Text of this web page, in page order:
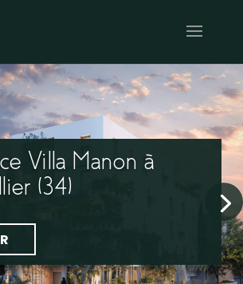
Villa Manon à
(34)